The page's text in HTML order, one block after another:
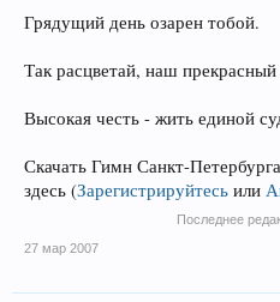
Грядущий день озарен тобой.
Так расцветай, наш
Высокая честь - жить единой
Скачать Гимн Санкт-
здесь (Зарегистрируйтесь или
Последнее
27 мар 2007